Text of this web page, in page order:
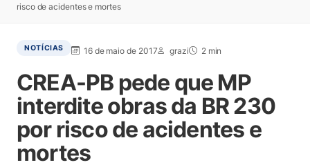
risco de acidentes e mortes
NOTÍCIAS 16 de maio de 2017 grazi 2 min
CREA-PB pede que MP
interdite obras da BR 230
por risco de acidentes e
mortes